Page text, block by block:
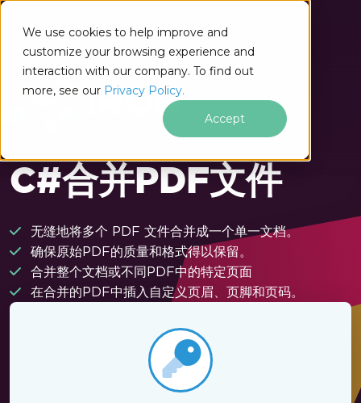
We use cookies to help improve and
customize your browsing experience and
interaction with our company. To find out
more, see our Privacy Policy.
Accept
跳至页脚内容
C#合并PDF文件
无缝地将多个 PDF 文件合并成一个单一文档。
确保原始PDF的质量和格式得以保留。
合并整个文档或不同PDF中的特定页面
在合并的PDF中插入自定义页眉、页脚和页码。